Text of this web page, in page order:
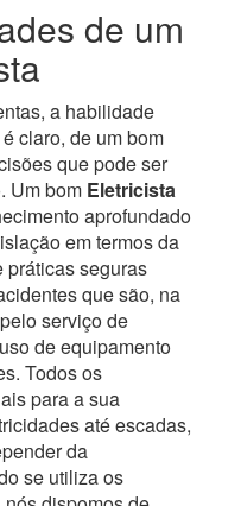
de um
a habilidade
claro, de um bom
que pode ser
Um bom Eletricista
aprofundado
em termos da
práticas seguras
que são, na
serviço de
de equipamento
Todos os
para a sua
até escadas,
da
se utiliza os